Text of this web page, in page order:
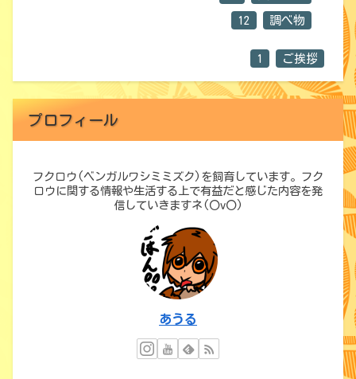
調べ物
12
ご挨拶
1
プロフィール
フクロウ(ベンガルワシミミズク)を飼育しています。フク
ロウに関する情報や生活する上で有益だと感じた内容を発
信していきますネ(〇v〇)
あうる